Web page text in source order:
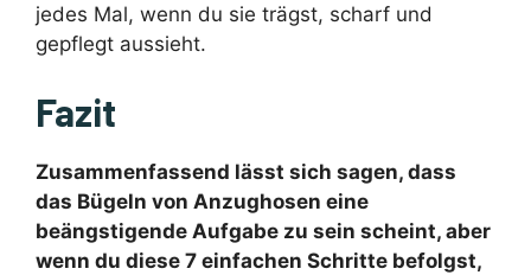
jedes Mal, wenn du sie trägst, scharf und
gepflegt aussieht.
Fazit
Zusammenfassend lässt sich sagen, dass
das Bügeln von Anzughosen eine
beängstigende Aufgabe zu sein scheint, aber
wenn du diese 7 einfachen Schritte befolgst,